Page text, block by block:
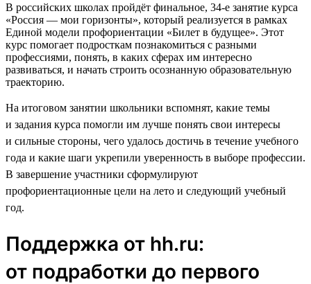
В российских школах пройдёт финальное, 34-е занятие курса
«Россия — мои горизонты», который реализуется в рамках
Единой модели профориентации «Билет в будущее». Этот
курс помогает подросткам познакомиться с разными
профессиями, понять, в каких сферах им интересно
развиваться, и начать строить осознанную образовательную
траекторию.
На итоговом занятии школьники вспомнят, какие темы
и задания курса помогли им лучше понять свои интересы
и сильные стороны, чего удалось достичь в течение учебного
года и какие шаги укрепили уверенность в выборе профессии.
В завершение участники сформулируют
профориентационные цели на лето и следующий учебный
год.
Поддержка от hh.ru:
от подработки до первого